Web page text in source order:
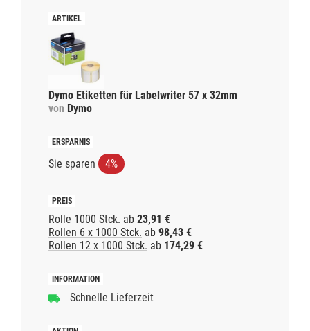
Dymo Etiketten für Labelwriter 57 x 32mm
von Dymo
Sie sparen 4%
Rolle 1000 Stck. ab 23,91 €
Rollen 6 x 1000 Stck. ab 98,43 €
Rollen 12 x 1000 Stck. ab 174,29 €
Schnelle Lieferzeit